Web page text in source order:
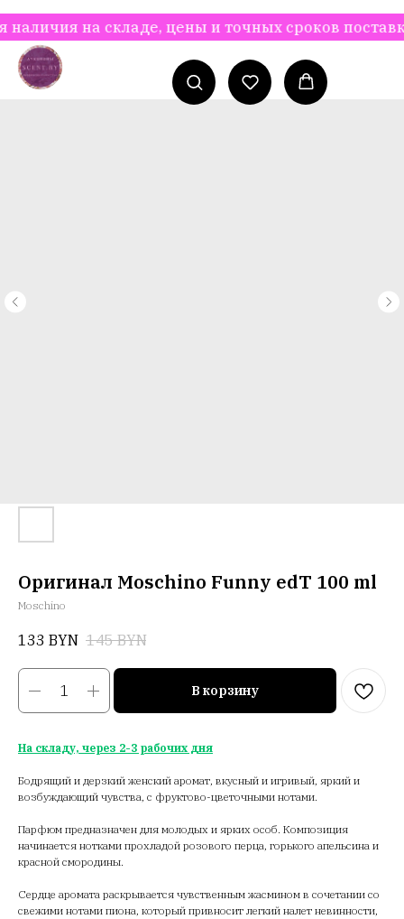
на складе, цены и точных сроков поставки
Оригинал Moschino Funny edT 100 ml
Moschino
133 BYN 145 BYN
В корзину
На складу, через 2-3 рабочих дня
Бодрящий и дерзкий женский аромат, вкусный и игривый, яркий и
возбуждающий чувства, с фруктово-цветочными нотами.
Парфюм предназначен для молодых и ярких особ. Композиция
начинается нотками прохладой розового перца, горького апельсина и
красной смородины.
Сердце аромата раскрывается чувственным жасмином в сочетании со
свежими нотами пиона, который привносит легкий налет невинности,